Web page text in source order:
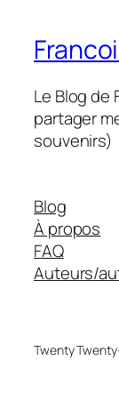
Le Blog de
partager
souvenirs)
Blog
À propos
FAQ
Auteurs/
Twenty